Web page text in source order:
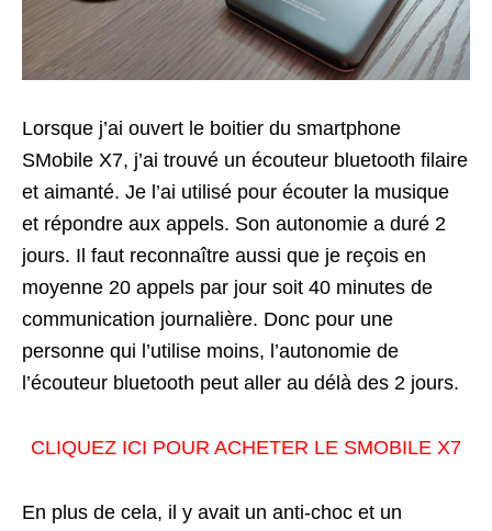
Lorsque j’ai ouvert le boitier du smartphone
SMobile X7, j’ai trouvé un écouteur bluetooth filaire
et aimanté. Je l’ai utilisé pour écouter la musique
et répondre aux appels. Son autonomie a duré 2
jours. Il faut reconnaître aussi que je reçois en
moyenne 20 appels par jour soit 40 minutes de
communication journalière. Donc pour une
personne qui l’utilise moins, l’autonomie de
l’écouteur bluetooth peut aller au délà des 2 jours.
CLIQUEZ ICI POUR ACHETER LE SMOBILE X7
En plus de cela, il y avait un anti-choc et un